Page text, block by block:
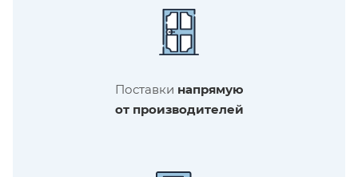
Поставки напрямую
от производителей